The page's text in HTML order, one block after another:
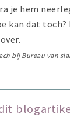
je hem
kan dat
bij Bureau van